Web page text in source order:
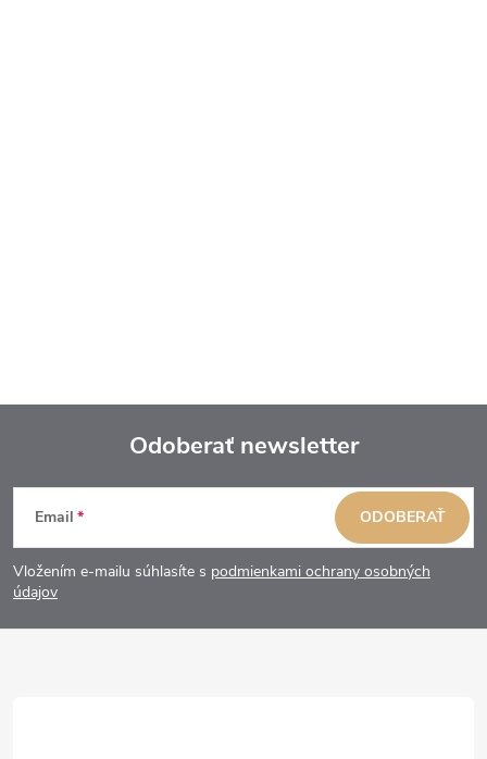
Z
á
p
Odoberať newsletter
Email
Vložením e-mailu súhlasíte s podmienkami ochrany osobných
údajov
ODOBERAŤ